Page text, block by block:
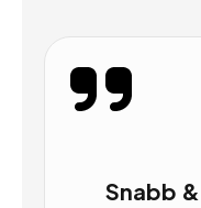
Snabb